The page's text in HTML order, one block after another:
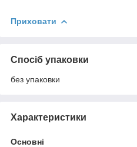
Приховати
Спосіб упаковки
без упаковки
Характеристики
Основні